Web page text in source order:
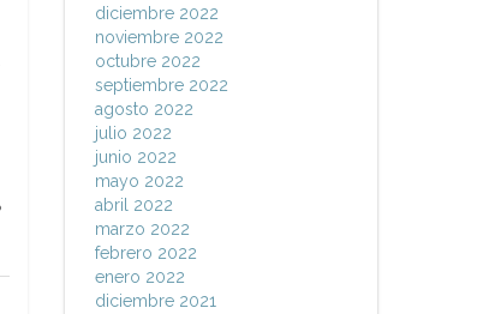
diciembre 2022
noviembre 2022
octubre 2022
septiembre 2022
agosto 2022
julio 2022
junio 2022
mayo 2022
abril 2022
marzo 2022
febrero 2022
enero 2022
diciembre 2021